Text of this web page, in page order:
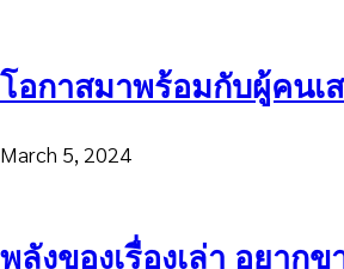
โอกาสมาพร้อมกับผู้คนเ
March 5, 2024
พลังของเรื่องเล่า อยาก